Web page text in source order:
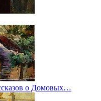
о Домовых…